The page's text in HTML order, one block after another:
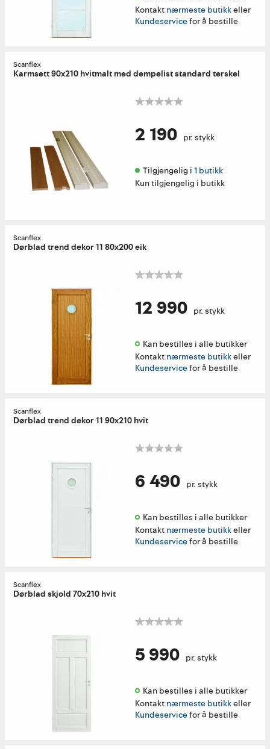
Kontakt nærmeste butikkeller
Kundeservicefor å bestille
Scanflex
Karmsett 90x210 hvitmalt med dempelist standard terskel
2 190 pr. stykk
Tilgjengelig i 1 butikk
Kun tilgjengelig i butikk
Scanflex
Dørblad trend dekor 11 80x200 eik
12 990 pr. stykk
Kan bestilles i alle butikker
Kontakt nærmeste butikkeller
Kundeservicefor å bestille
Scanflex
Dørblad trend dekor 11 90x210 hvit
6 490 pr. stykk
Kan bestilles i alle butikker
Kontakt nærmeste butikkeller
Kundeservicefor å bestille
Scanflex
Dørblad skjold 70x210 hvit
5 990 pr. stykk
Kan bestilles i alle butikker
Kontakt nærmeste butikkeller
Kundeservicefor å bestille